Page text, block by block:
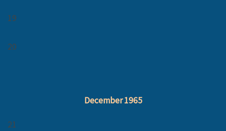
19
20
December 1965
21